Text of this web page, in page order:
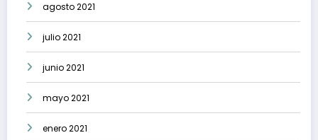
agosto 2021
julio 2021
junio 2021
mayo 2021
enero 2021